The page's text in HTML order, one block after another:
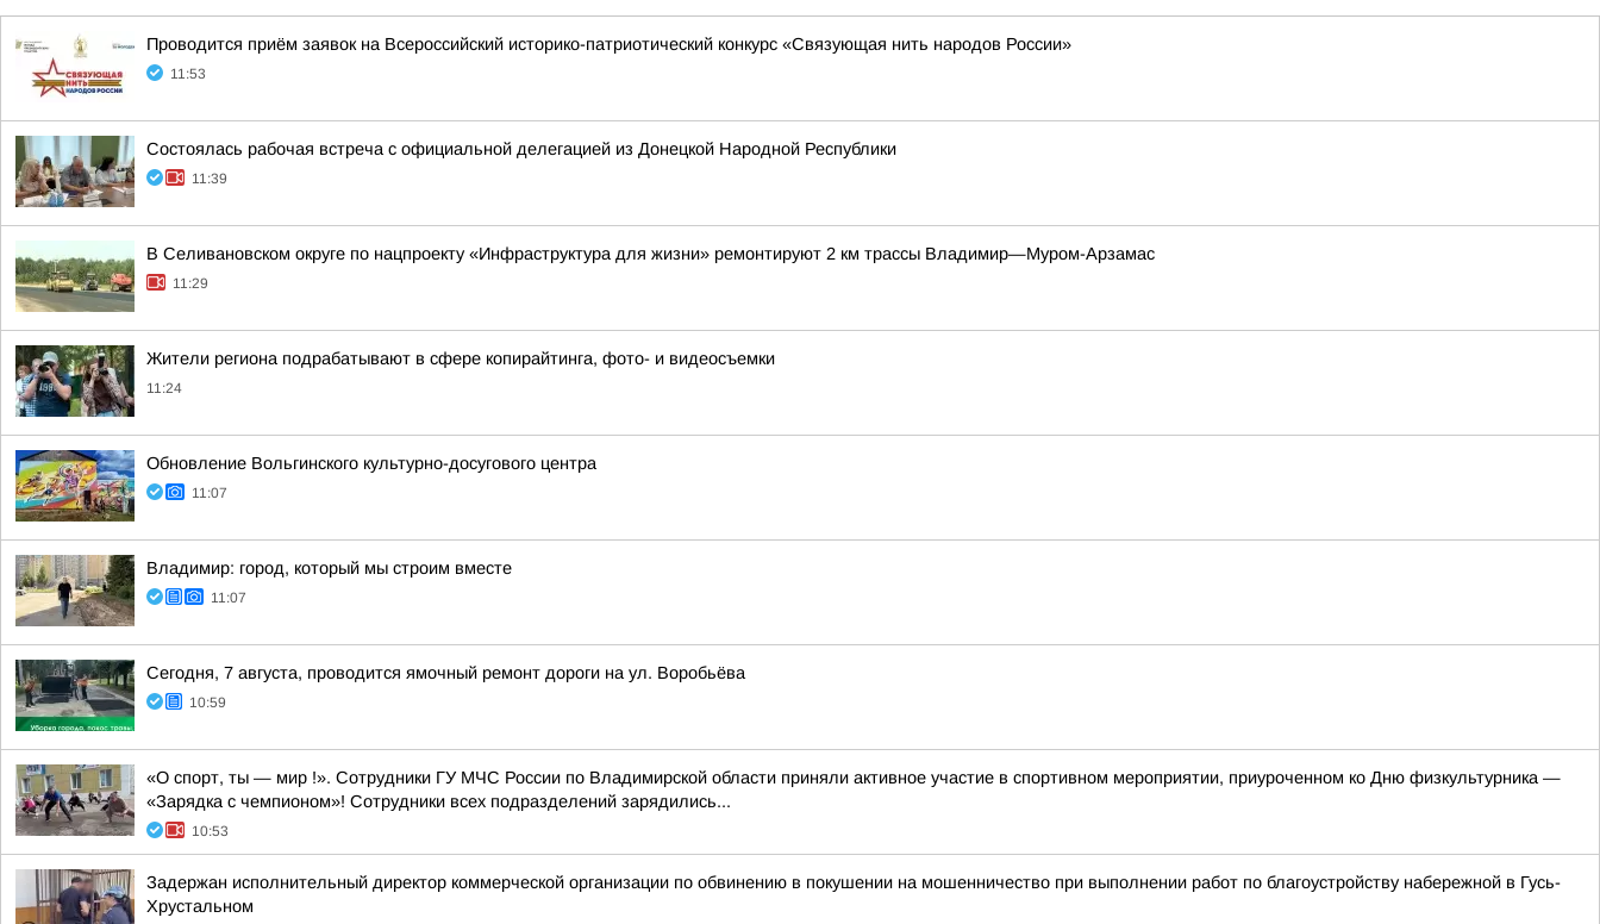
Проводится приём заявок на Всероссийский историко-патриотический конкурс «Связующая нить народов России»
11:53
Состоялась рабочая встреча с официальной делегацией из Донецкой Народной Республики
11:39
В Селивановском округе по нацпроекту «Инфраструктура для жизни» ремонтируют 2 км трассы Владимир—Муром-Арзамас
11:29
Жители региона подрабатывают в сфере копирайтинга, фото- и видеосъемки
11:24
Обновление Вольгинского культурно-досугового центра
11:07
Владимир: город, который мы строим вместе
11:07
Сегодня, 7 августа, проводится ямочный ремонт дороги на ул. Воробьёва
10:59
«О спорт, ты — мир !». Сотрудники ГУ МЧС России по Владимирской области приняли активное участие в спортивном мероприятии, приуроченном ко Дню физкультурника —
«Зарядка с чемпионом»! Сотрудники всех подразделений зарядились...
10:53
Задержан исполнительный директор коммерческой организации по обвинению в покушении на мошенничество при выполнении работ по благоустройству набережной в Гусь-
Хрустальном